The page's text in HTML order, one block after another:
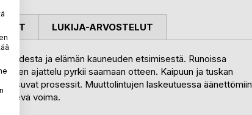
ja elämän kauneuden etsimisestä. Runoissa
ajattelu pyrkii saamaan otteen. Kaipuun ja tuskan
asuvat prosessit. Muuttolintujen laskeutuessa äänettömiin
voima.
LUKIJA-ARVOSTELUT